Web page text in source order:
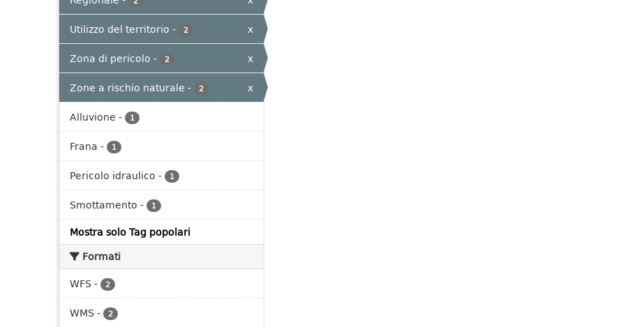
Utilizzo del territorio - 2
x
Zona di pericolo - 2
x
Zone a rischio naturale - 2
x
Alluvione - 1
Frana - 1
Pericolo idraulico - 1
Smottamento - 1
Mostra solo Tag popolari
Formati
WFS - 2
WMS - 2